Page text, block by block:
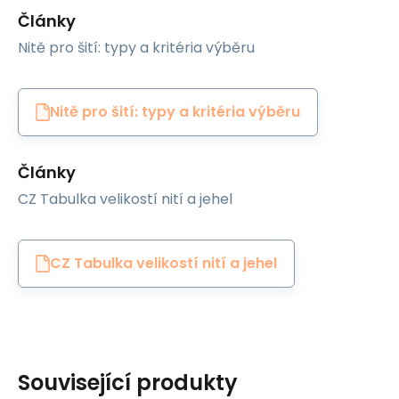
Články
Nitě pro šití: typy a kritéria výběru
Nitě pro šití: typy a kritéria výběru
Články
CZ Tabulka velikostí nití a jehel
CZ Tabulka velikostí nití a jehel
Související produkty